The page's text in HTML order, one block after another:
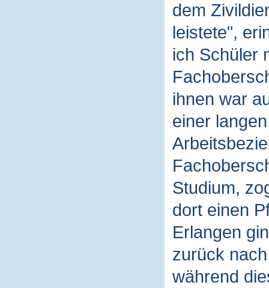
dem
leistete",
ich Schüler
ihnen war
einer
Studium,
dort einen
Erlangen
zurück
während